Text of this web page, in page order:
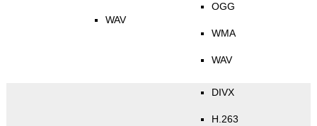
WAV
OGG
WMA
WAV
DIVX
H.263